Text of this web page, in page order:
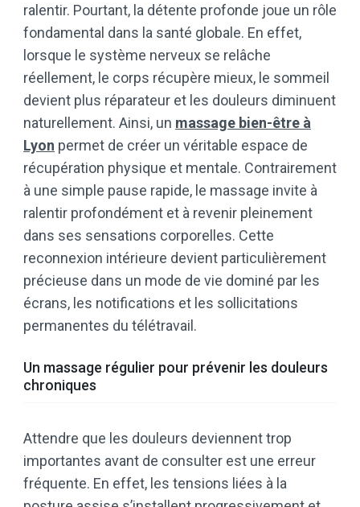
ralentir. Pourtant, la détente profonde joue un rôle
fondamental dans la santé globale. En effet,
lorsque le système nerveux se relâche
réellement, le corps récupère mieux, le sommeil
devient plus réparateur et les douleurs diminuent
naturellement. Ainsi, un massage bien-être à
Lyon permet de créer un véritable espace de
récupération physique et mentale. Contrairement
à une simple pause rapide, le massage invite à
ralentir profondément et à revenir pleinement
dans ses sensations corporelles. Cette
reconnexion intérieure devient particulièrement
précieuse dans un mode de vie dominé par les
écrans, les notifications et les sollicitations
permanentes du télétravail.
Un massage régulier pour prévenir les douleurs
chroniques
Attendre que les douleurs deviennent trop
importantes avant de consulter est une erreur
fréquente. En effet, les tensions liées à la